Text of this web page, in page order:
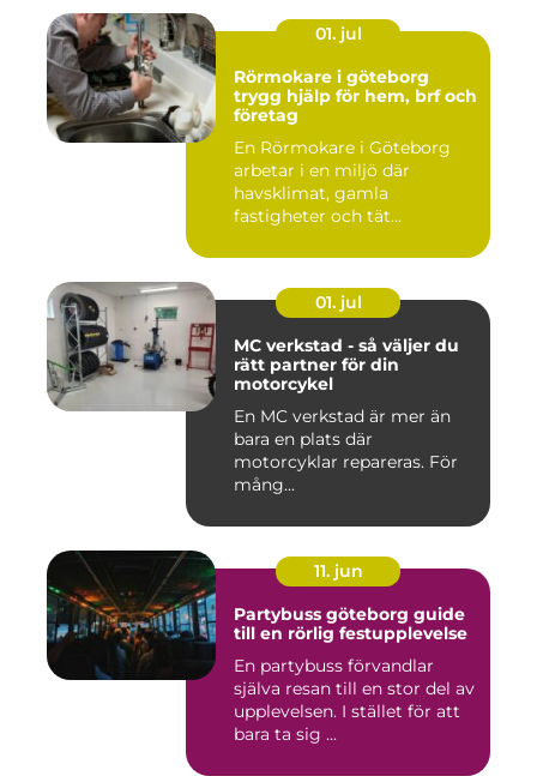
01. jul
Rörmokare i göteborg
trygg hjälp för hem, brf och
företag
En Rörmokare i Göteborg
arbetar i en miljö där
havsklimat, gamla
fastigheter och tät
01. jul
MC verkstad - så väljer du
rätt partner för din
motorcykel
En MC verkstad är mer än
bara en plats där
motorcyklar repareras. För
mång...
11. jun
Partybuss göteborg guide
till en rörlig festupplevelse
En partybuss förvandlar
själva resan till en stor del av
upplevelsen. I stället för att
bara ta sig ...